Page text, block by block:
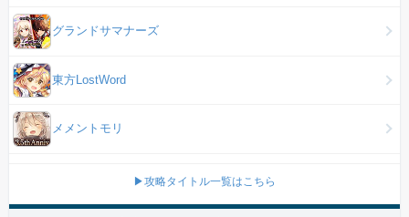
グランドサマナーズ
東方LostWord
メメントモリ
▶攻略タイトル一覧はこちら